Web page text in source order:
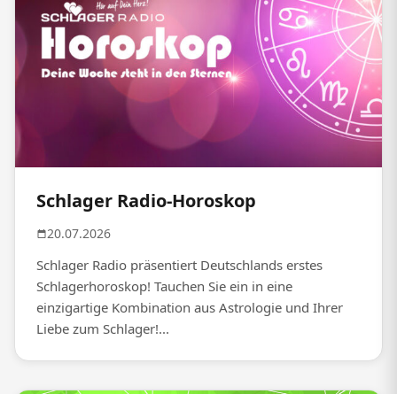
Schlager Radio-Horoskop
20.07.2026
Schlager Radio präsentiert Deutschlands erstes
Schlagerhoroskop! Tauchen Sie ein in eine
einzigartige Kombination aus Astrologie und Ihrer
Liebe zum Schlager!...